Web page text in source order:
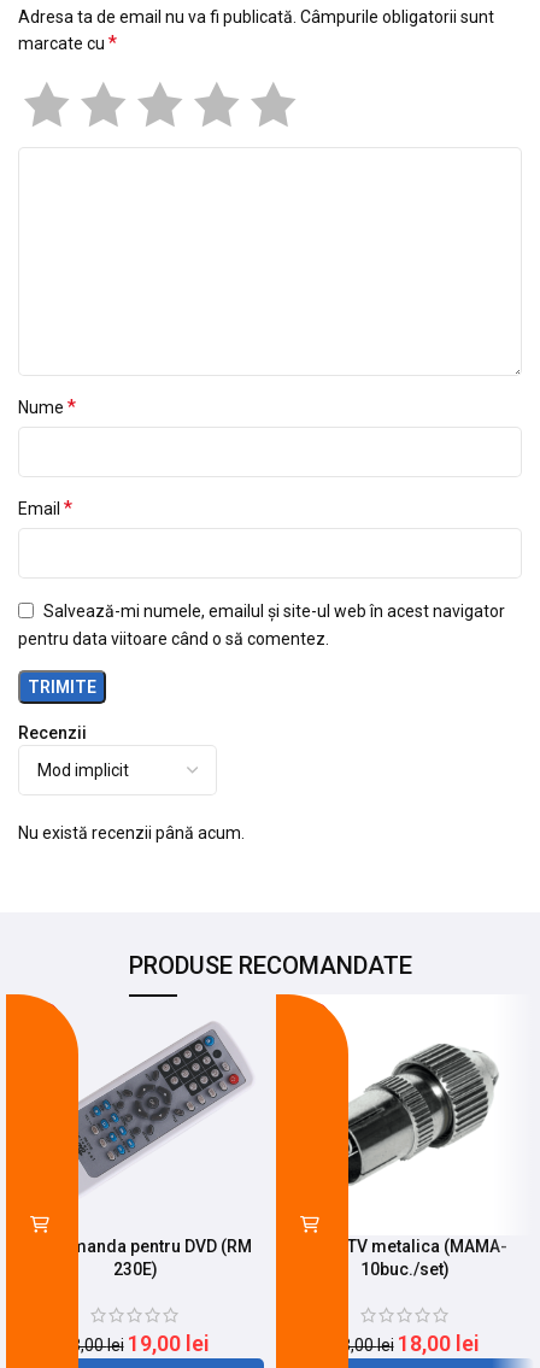
Recenzii
Nu există recenzii până acum.
Adresa ta de email nu va fi publicată. Câmpurile obligatorii sunt
marcate cu *
Nume *
Email *
Salvează-mi numele, emailul și site-ul web în acest navigator
pentru data viitoare când o să comentez.
PRODUSE RECOMANDATE
Telecomanda pentru DVD (RM
230E)
23,00lei 19,00 lei
Mufa TV metalica (MAMA-
10buc./set)
23,00lei 18,00 lei